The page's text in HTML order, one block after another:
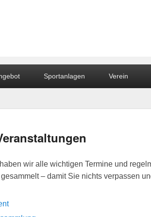
TV 1844 Idstein
Sportanlagen Verein
wir alle wichtigen Termine und
– damit Sie nichts verpassen